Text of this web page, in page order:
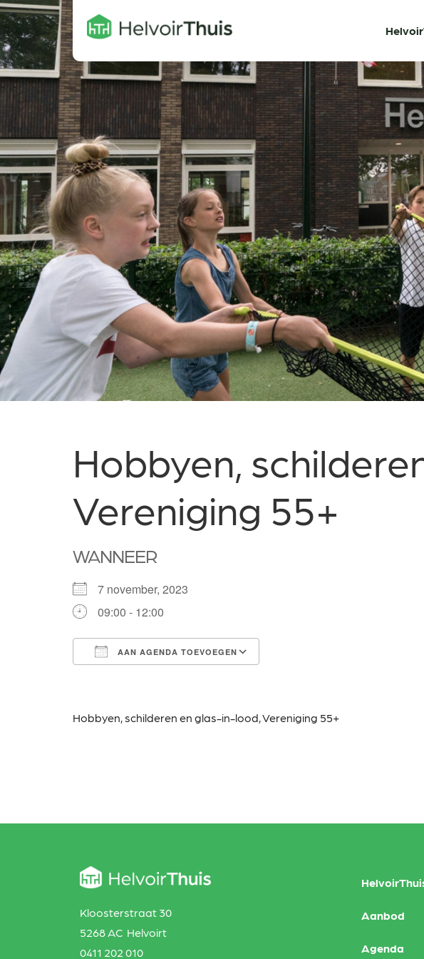
Hobbyen,
Vereniging 55+
WANNEER
7 november, 2023
09:00 - 12:00
AAN AGENDA TOEVOEGEN
Hobbyen, schilderen en glas-in-lood, Vereniging 55+
Kloosterstraat 30
5268 AC Helvoirt
0411 202 010
Aanbod
Agenda